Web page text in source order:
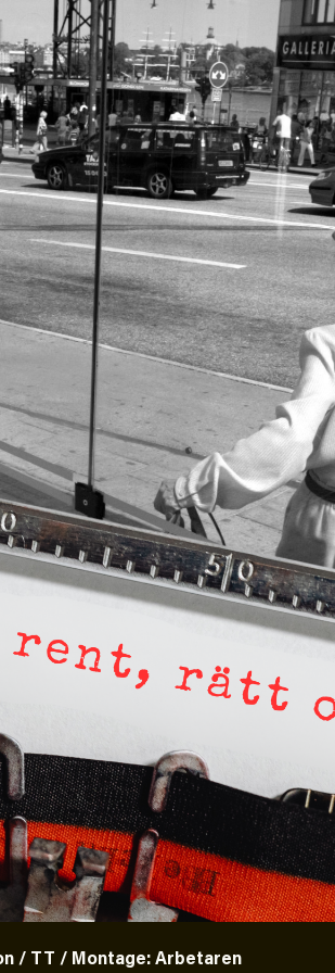
än att jaga inbördes
ETC.
Sassarinis-McGowan riktar
– utpekas som israelisk
på ryktesspridning, är
nedslag i en persons
granskning, ”Därför blev jag
”, som de anser ”blandar två
hur en Säpo-resurs
miljön.
Dagens ETC arbetar med
”sensationalism och
för Dagens ETC.
rubrik gör
men den avslutas
substans. Självklart
alltifrån domar till en mängd
att bemöta för såväl
ifrågasätts som
Researchen är
metod som stör?
till att artiklarna ”inte är bra
/ TT / Montage: Arbetaren